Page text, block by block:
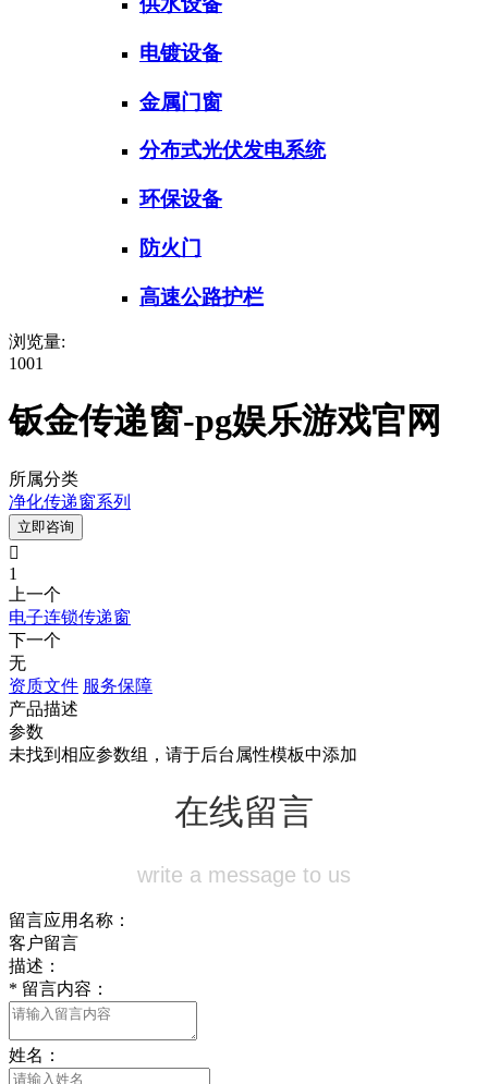
电镀设备
金属门窗
分布式光伏发电系统
环保设备
防火门
高速公路护栏
浏览量:
1001
钣金传递窗-pg娱乐游戏官网
所属分类
净化传递窗系列
立即咨询

1
上一个
电子连锁传递窗
下一个
无
资质文件 服务保障
产品描述
参数
未找到相应参数组，请于后台属性模板中添加
在线留言
write a message to us
留言应用名称：
客户留言
描述：
* 留言内容：
姓名：